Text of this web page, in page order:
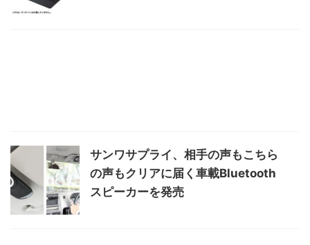
サンワサプライ、相手の声もこちら
の声もクリアに届く車載Bluetooth
スピーカーを発売